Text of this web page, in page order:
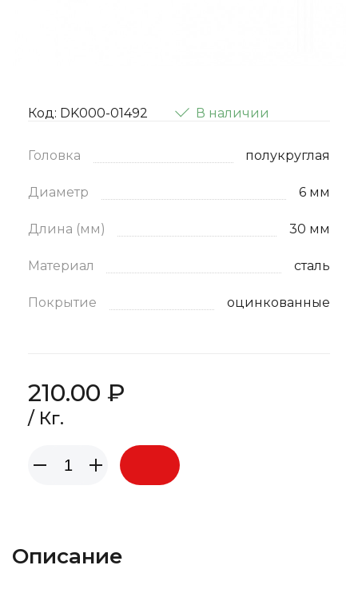
Код: DK000-01492 В наличии
Головка полукруглая
Диаметр 6 мм
Длина (мм) 30 мм
Материал сталь
Покрытие оцинкованные
210.00 ₽
/ Кг.
Описание